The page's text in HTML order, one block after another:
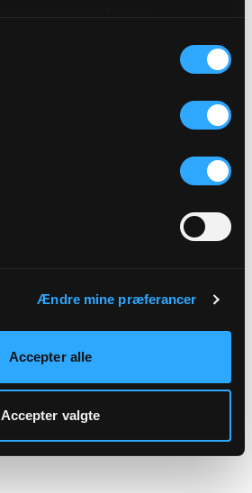
eller ved at klikke videre til
du finder i bunden af vores
Ændre mine præferancer
Accepter alle
Accepter valgte